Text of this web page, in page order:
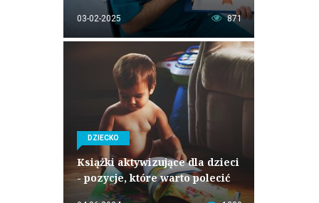
03-02-2025 871
DZIECKO
Książki aktywizujące dla dzieci
- pozycje, które warto polecić